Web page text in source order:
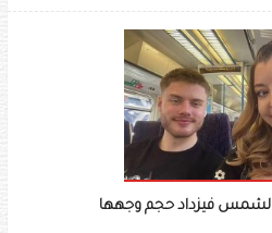
فيزداد حجم وجهها